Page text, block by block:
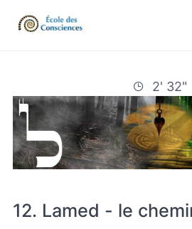
2' 32"
12. Lamed - le